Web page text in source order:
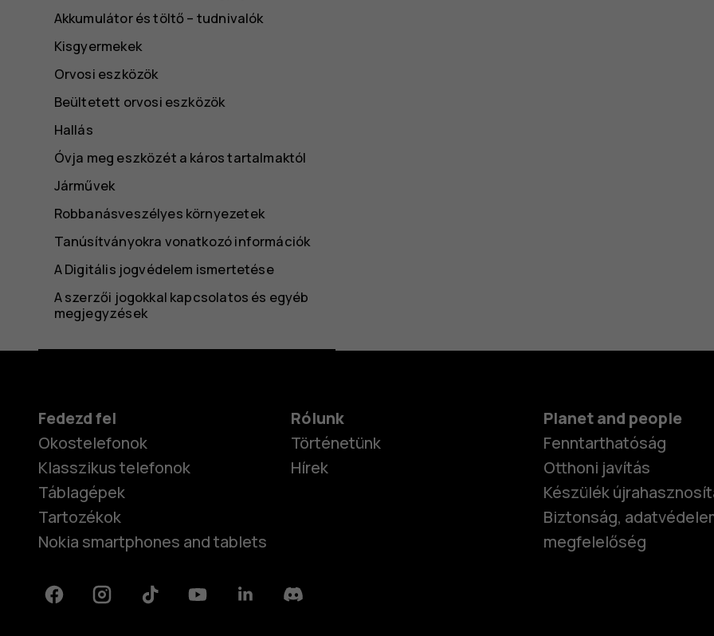
Akkumulátor és töltő – tudnivalók
Kisgyermekek
Orvosi eszközök
Beültetett orvosi eszközök
Hallás
Óvja meg eszközét a káros tartalmaktól
Járművek
Robbanásveszélyes környezetek
Tanúsítványokra vonatkozó információk
A Digitális jogvédelem ismertetése
A szerzői jogokkal kapcsolatos és egyéb
megjegyzések
Fedezd fel
Okostelefonok
Klasszikus telefonok
Táblagépek
Tartozékok
Nokia smartphones and tablets
Rólunk
Történetünk
Hírek
Planet and people
Fenntarthatóság
Otthoni javítás
Készülék
Biztonság,
megfelelőség
FacebookInstagramTiktok YoutubeLinkedinDiscord